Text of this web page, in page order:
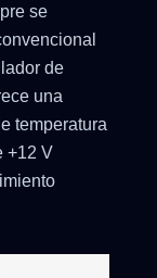
se
de
una
temperatura
+12 V